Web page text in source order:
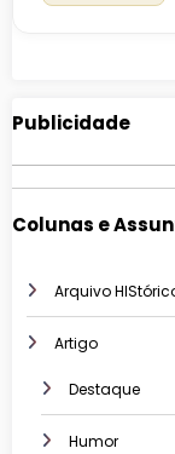
Publicidade
Colunas e
Arquivo
Artigo
Destaque
Humor